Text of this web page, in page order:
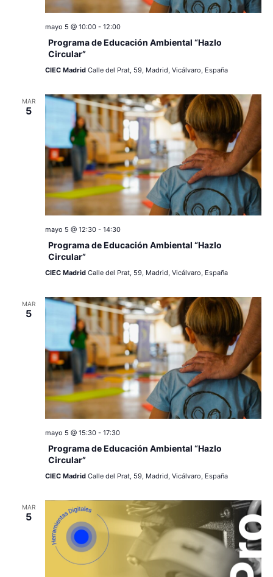
c
d
e
v
i
s
ó
v
i
s
t
a
s
d
e
n
t
o
mayo 5 @ 10:00- 12:00
Programa de Educación Ambiental “Hazlo
Circular”
CIEC Madrid Calle del Prat, 59, Madrid, Vicálvaro, España
MAR
5
mayo 5 @ 12:30- 14:30
Programa de Educación Ambiental “Hazlo
Circular”
CIEC Madrid Calle del Prat, 59, Madrid, Vicálvaro, España
MAR
5
mayo 5 @ 15:30- 17:30
Programa de Educación Ambiental “Hazlo
Circular”
CIEC Madrid Calle del Prat, 59, Madrid, Vicálvaro, España
MAR
5